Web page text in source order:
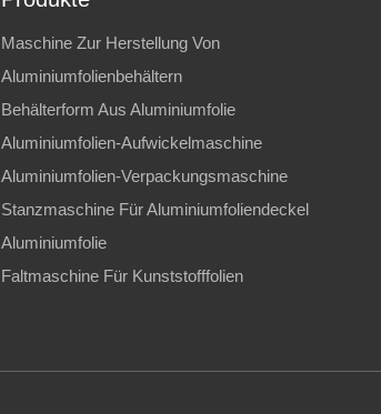
Maschine Zur Herstellung Von
Aluminiumfolienbehältern
Behälterform Aus Aluminiumfolie
Aluminiumfolien-Aufwickelmaschine
Aluminiumfolien-Verpackungsmaschine
Stanzmaschine Für Aluminiumfoliendeckel
Aluminiumfolie
Faltmaschine Für Kunststofffolien